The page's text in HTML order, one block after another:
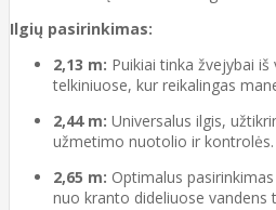
Ilgių pasirinkimas:
2,13 m: Puikiai tinka žvejybai
telkiniuose, kur reikalingas
2,44 m: Universalus ilgis,
užmetimo nuotolio ir kontrolės.
2,65 m: Optimalus
nuo kranto dideliuose vandens